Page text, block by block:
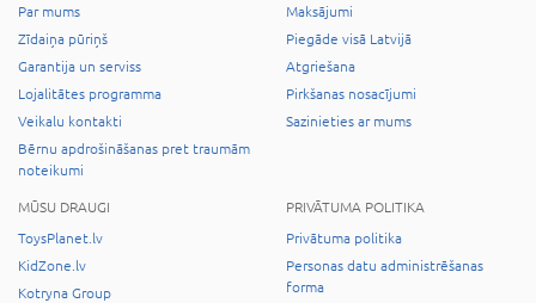
Par mums
Zīdaiņa pūriņš
Garantija un serviss
Lojalitātes programma
Veikalu kontakti
Bērnu apdrošināšanas pret traumām
noteikumi
Maksājumi
Piegāde visā Latvijā
Atgriešana
Pirkšanas nosacījumi
Sazinieties ar mums
MŪSU DRAUGI
ToysPlanet.lv
KidZone.lv
Kotryna Group
PRIVĀTUMA POLITIKA
Privātuma politika
Personas datu administrēšanas
forma